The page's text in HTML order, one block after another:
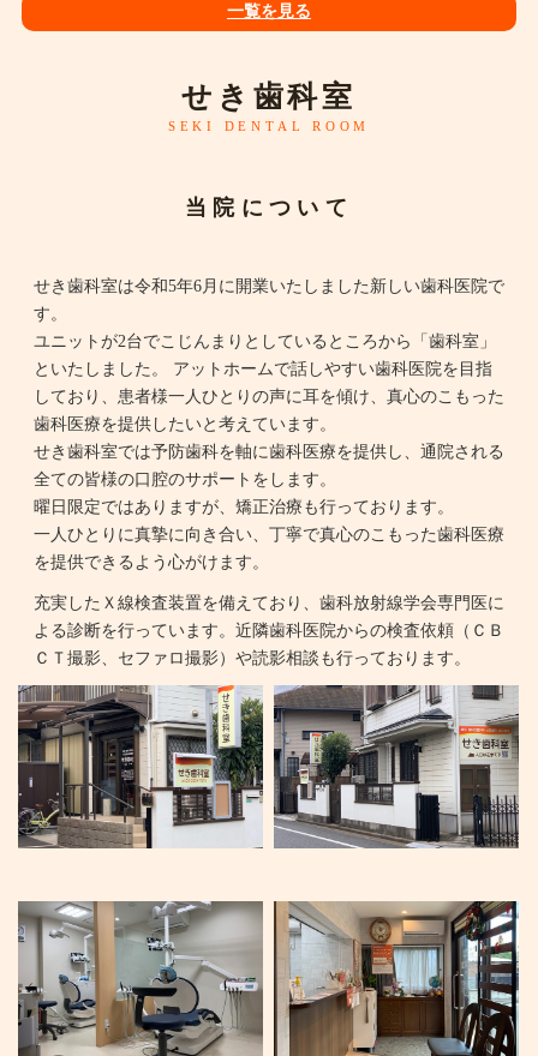
一覧を見る
せき歯科室
SEKI DENTAL ROOM
当院について
せき歯科室は令和5年6月に開業いたしました新しい歯科医院で
す。
ユニットが2台でこじんまりとしているところから「歯科室」
といたしました。 アットホームで話しやすい歯科医院を目指
しており、患者様一人ひとりの声に耳を傾け、真心のこもった
歯科医療を提供したいと考えています。
せき歯科室では予防歯科を軸に歯科医療を提供し、通院される
全ての皆様の口腔のサポートをします。
曜日限定ではありますが、矯正治療も行っております。
一人ひとりに真摯に向き合い、丁寧で真心のこもった歯科医療
を提供できるよう心がけます。
充実したＸ線検査装置を備えており、歯科放射線学会専門医に
よる診断を行っています。近隣歯科医院からの検査依頼（ＣＢ
ＣＴ撮影、セファロ撮影）や読影相談も行っております。